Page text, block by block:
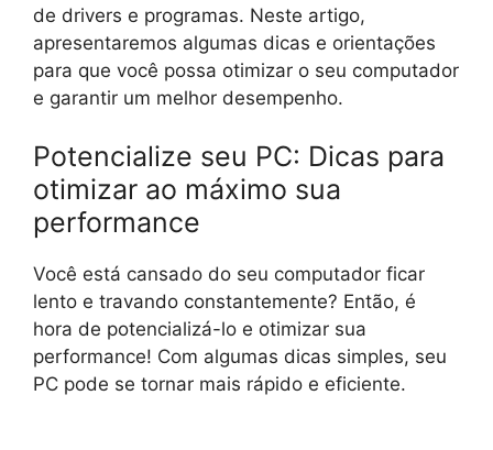
de drivers e programas. Neste artigo,
apresentaremos algumas dicas e orientações
para que você possa otimizar o seu computador
e garantir um melhor desempenho.
Potencialize seu PC: Dicas para
otimizar ao máximo sua
performance
Você está cansado do seu computador ficar
lento e travando constantemente? Então, é
hora de potencializá-lo e otimizar sua
performance! Com algumas dicas simples, seu
PC pode se tornar mais rápido e eficiente.